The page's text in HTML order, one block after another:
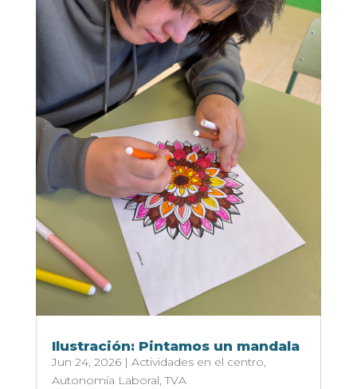
Ilustración: Pintamos un mandala
Jun 24, 2026| Actividades en el centro,
Autonomía Laboral,TVA